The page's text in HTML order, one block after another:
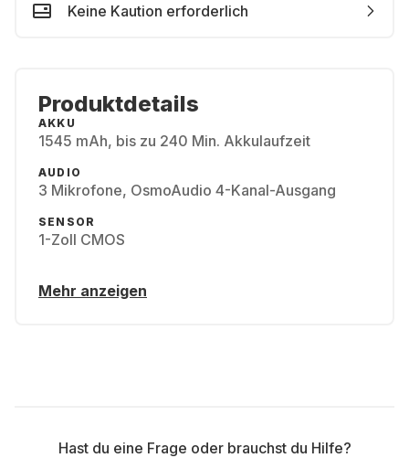
Keine Kaution erforderlich
Produktdetails
AKKU
1545 mAh, bis zu 240 Min. Akkulaufzeit
AUDIO
3 Mikrofone, OsmoAudio 4-Kanal-Ausgang
SENSOR
1-Zoll CMOS
Mehr anzeigen
Hast du eine Frage oder brauchst du Hilfe?